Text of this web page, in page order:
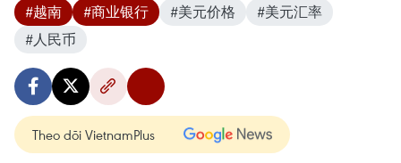
#越南 #商业银行 #美元价格
#美元汇率
#人民币
Theo dõi VietnamPlus